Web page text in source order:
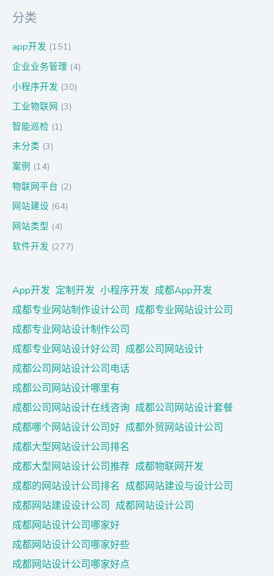
分类
app开发 (151)
企业业务管理 (4)
小程序开发 (30)
工业物联网 (3)
智能巡检 (1)
未分类 (3)
案例 (14)
物联网平台 (2)
网站建设 (64)
网站类型 (4)
软件开发 (277)
App开发 定制开发 小程序开发 成都App开发
成都专业网站制作设计公司 成都专业网站设计公司
成都专业网站设计制作公司
成都专业网站设计好公司 成都公司网站设计
成都公司网站设计公司电话
成都公司网站设计哪里有
成都公司网站设计在线咨询 成都公司网站设计套餐
成都哪个网站设计公司好 成都外贸网站设计公司
成都大型网站设计公司排名
成都大型网站设计公司推荐 成都物联网开发
成都的网站设计公司排名 成都网站建设与设计公司
成都网站建设设计公司 成都网站设计公司
成都网站设计公司哪家好
成都网站设计公司哪家好些
成都网站设计公司哪家好点